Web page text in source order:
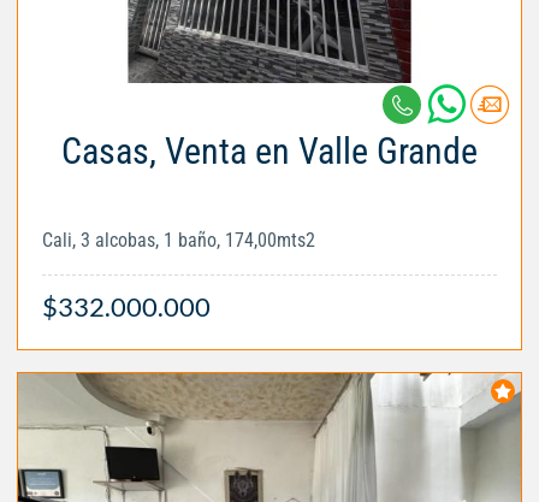
Casas, Venta en Valle Grande
Cali, 3 alcobas, 1 baño, 174,00mts2
$332.000.000